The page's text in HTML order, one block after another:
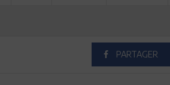
PARTAGER